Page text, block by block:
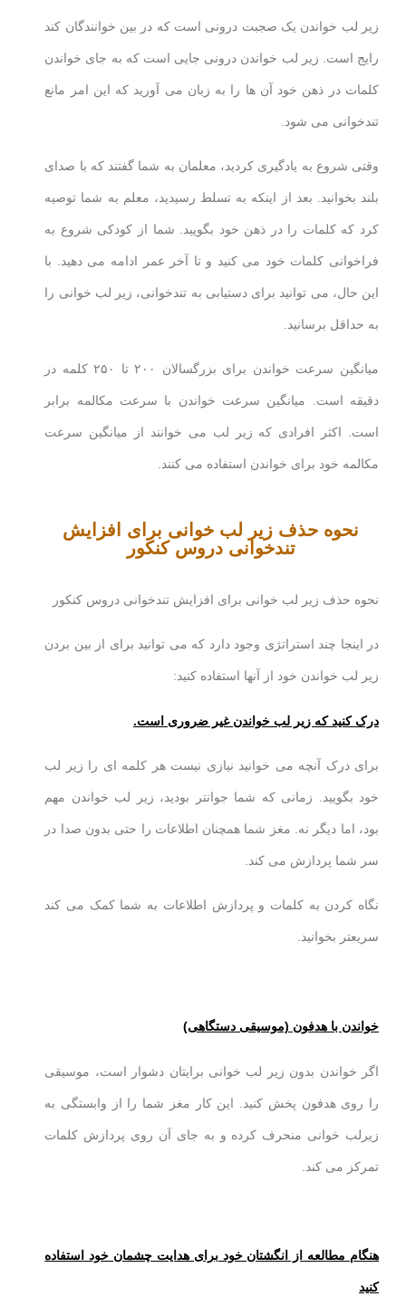
زیر لب خواندن یک صجبت درونی است که در بین خوانندگان کند
رایج است. زیر لب خواندن درونی جایی است که به جای خواندن
کلمات در ذهن خود آن ها را به زبان می آورید که این امر مانع
تندخوانی می شود.
وقتی شروع به یادگیری کردید، معلمان به شما گفتند که با صدای
بلند بخوانید. بعد از اینکه به تسلط رسیدید، معلم به شما توصیه
کرد که کلمات را در ذهن خود بگویید. شما از کودکی شروع به
فراخوانی کلمات خود می کنید و تا آخر عمر ادامه می دهید. با
این حال، می توانید برای دستیابی به تندخوانی، زیر لب خوانی را
به حداقل برسانید.
میانگین سرعت خواندن برای بزرگسالان ۲۰۰ تا ۲۵۰ کلمه در
دقیقه است. میانگین سرعت خواندن با سرعت مکالمه برابر
است. اکثر افرادی که زیر لب می خوانند از میانگین سرعت
مکالمه خود برای خواندن استفاده می کنند.
نحوه حذف زیر لب خوانی برای افزایش
تندخوانی دروس کنکور
نحوه حذف زیر لب خوانی برای افزایش تندخوانی دروس کنکور
در اینجا چند استراتژی وجود دارد که می توانید برای از بین بردن
زیر لب خواندن خود از آنها استفاده کنید:
درک کنید که زیر لب خواندن غیر ضروری است.
برای درک آنچه می خوانید نیازی نیست هر کلمه ای را زیر لب
خود بگویید. زمانی که شما جوانتر بودید، زیر لب خواندن مهم
بود، اما دیگر نه. مغز شما همچنان اطلاعات را حتی بدون صدا در
سر شما پردازش می کند.
نگاه کردن به کلمات و پردازش اطلاعات به شما کمک می کند
سریعتر بخوانید.
خواندن با هدفون (موسیقی دستگاهی)
اگر خواندن بدون زیر لب خوانی برایتان دشوار است، موسیقی
را روی هدفون پخش کنید. این کار مغز شما را از وابستگی به
زیرلب خوانی منحرف کرده و به جای آن روی پردازش کلمات
تمرکز می کند.
هنگام مطالعه از انگشتان خود برای هدایت چشمان خود استفاده
کنید